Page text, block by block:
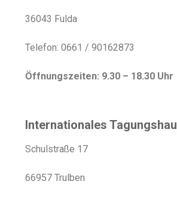
36043 Fulda
Telefon: 0661 / 90162873
Öffnungszeiten: 9.30 – 18.30 Uhr
Internationales
Schulstraße 17
66957 Trulben